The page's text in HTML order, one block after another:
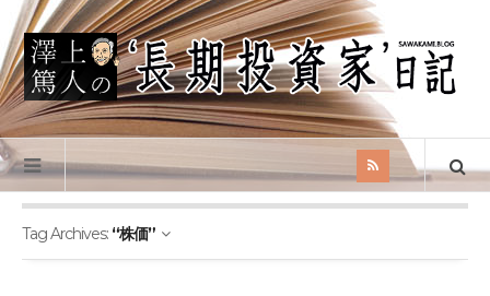
Tag Archives: “株価”